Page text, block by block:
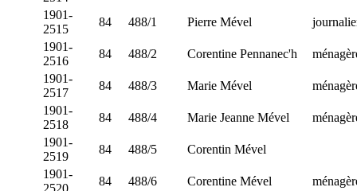
1901-
2515
84 488/1 Pierre Mével
1901-
2516
84 488/2 Corentine Pennanec'h
1901-
2517
84 488/3 Marie Mével
1901-
2518
84 488/4 Marie Jeanne Mével
1901-
2519
84 488/5
Corentin Mével
1901-
84 488/6 Corentine Mével